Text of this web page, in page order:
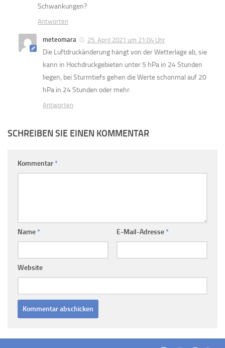
Schwankungen?
Antworten
meteomara 25. April 2021 um 21:04 Uhr
Die Luftdruckänderung hängt von der Wetterlage ab, sie
kann in Hochdruckgebieten unter 5 hPa in 24 Stunden
liegen, bei Sturmtiefs gehen die Werte schonmal auf 20
hPa in 24 Stunden oder mehr.
Antworten
SCHREIBEN SIE EINEN KOMMENTAR
Kommentar *
Name * E-Mail-Adresse *
Website